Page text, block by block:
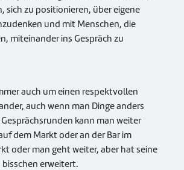
sich zu positionieren, über eigene
und mit Menschen, die
miteinander ins Gespräch zu
auch um einen respektvollen
auch wenn man Dinge anders
kann man weiter
dem Markt oder an der Bar im
oder man geht weiter, aber hat seine
erweitert.